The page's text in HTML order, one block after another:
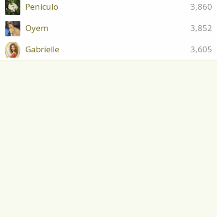
3,860
Peniculo
3,852
Oyem
3,605
Gabrielle